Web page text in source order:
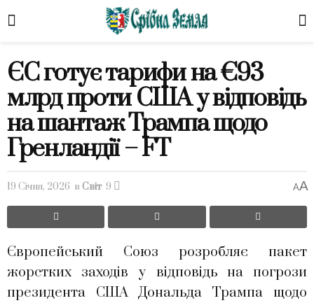
ЄС готує тарифи на €93
млрд проти США у відповідь
на шантаж Трампа щодо
Гренландії – FT
19 Січня, 2026 в Світ 9 AA
Європейський Союз розробляє пакет
жорстких заходів у відповідь на погрози
президента США Дональда Трампа щодо